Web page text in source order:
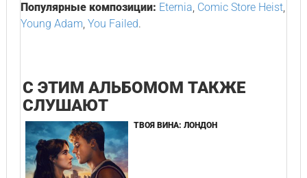
Популярные композиции: Eternia, Comic Store Heist,
Young Adam, You Failed.
С ЭТИМ АЛЬБОМОМ ТАКЖЕ
СЛУШАЮТ
ТВОЯ ВИНА: ЛОНДОН